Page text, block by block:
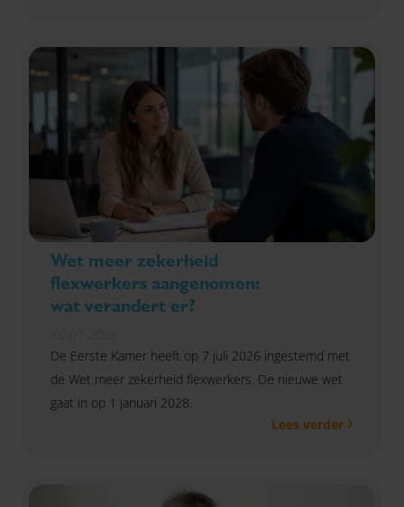
Wet meer zekerheid
flexwerkers aangenomen:
wat verandert er?
De Eerste Kamer heeft op 7 juli 2026 ingestemd met
de Wet meer zekerheid flexwerkers. De nieuwe wet
gaat in op 1 januari 2028.
Lees verder